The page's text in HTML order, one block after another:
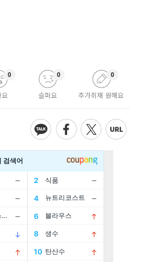
0
슬퍼요
0
추가취재 원해요
0